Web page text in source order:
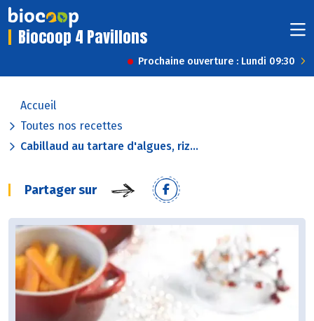
Biocoop 4 Pavillons
Prochaine ouverture : Lundi 09:30
Accueil
Toutes nos recettes
Cabillaud au tartare d'algues, riz...
Partager sur